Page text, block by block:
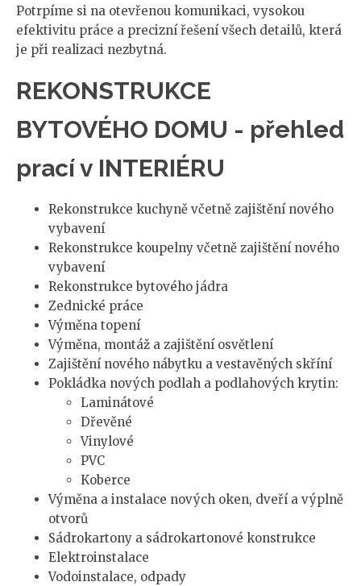
Potrpíme si na otevřenou komunikaci, vysokou
efektivitu práce a precizní řešení všech detailů, která
je při realizaci nezbytná.
REKONSTRUKCE
BYTOVÉHO DOMU - přehled
prací v INTERIÉRU
Rekonstrukce kuchyně včetně zajištění nového
vybavení
Rekonstrukce koupelny včetně zajištění nového
vybavení
Rekonstrukce bytového jádra
Zednické práce
Výměna topení
Výměna, montáž a zajištění osvětlení
Zajištění nového nábytku a vestavěných skříní
Pokládka nových podlah a podlahových krytin:
Laminátové
Dřevěné
Vinylové
PVC
Koberce
Výměna a instalace nových oken, dveří a výplně
otvorů
Sádrokartony a sádrokartonové konstrukce
Elektroinstalace
Vodoinstalace, odpady